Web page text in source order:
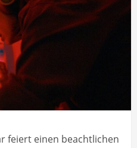
feiert einen beachtlichen